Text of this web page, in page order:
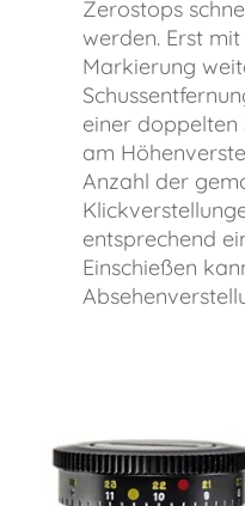
Zerostops
werden. Erst
Markierung
einer
am
Anzahl der
entsprechend
Einschießen